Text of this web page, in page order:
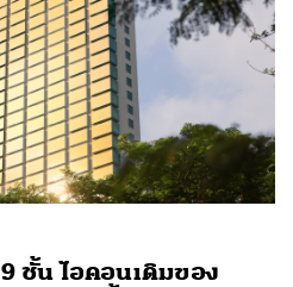
ชั้น ไอคอนเดิมของ